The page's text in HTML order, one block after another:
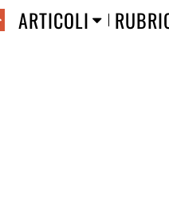
ARTICOLI